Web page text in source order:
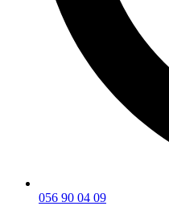
056 90 04 09